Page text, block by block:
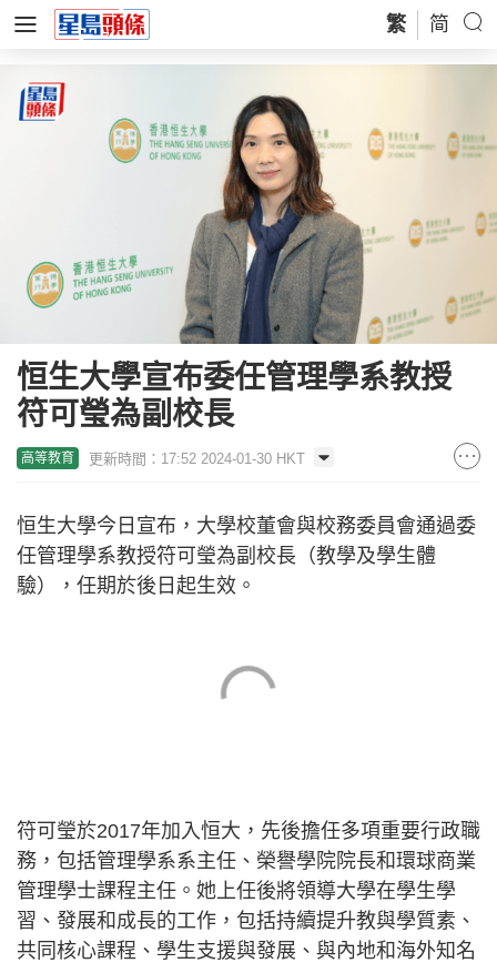
繁 简
恒生大學宣布委任管理學系教授
符可瑩為副校長
高等教育 更新時間：17:52 2024-01-30 HKT
恒生大學今日宣布，大學校董會與校務委員會通過委
任管理學系教授符可瑩為副校長（教學及學生體
驗），任期於後日起生效。
符可瑩於2017年加入恒大，先後擔任多項重要行政職
務，包括管理學系系主任、榮譽學院院長和環球商業
管理學士課程主任。她上任後將領導大學在學生學
習、發展和成長的工作，包括持續提升教與學質素、
共同核心課程、學生支援與發展、與內地和海外知名